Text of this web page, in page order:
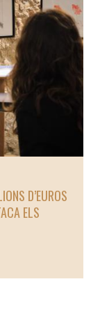
D’EUROS
ELS